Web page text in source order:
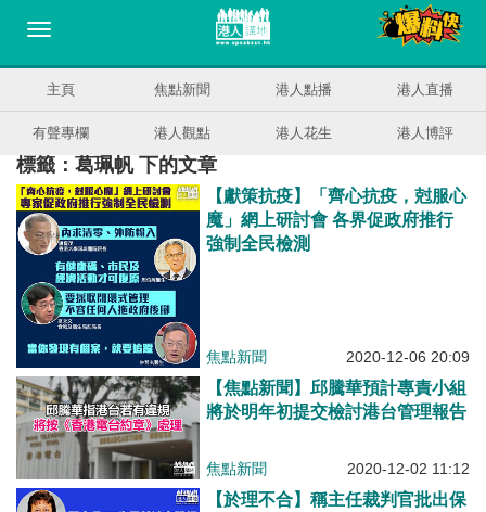
主頁 焦點新聞 港人點播 港人直播
有聲專欄 港人觀點 港人花生 港人博評
標籤：葛珮帆 下的文章
【獻策抗疫】「齊心抗疫，尅服心
魔」網上研討會 各界促政府推行
強制全民檢測
焦點新聞 2020-12-06 20:09
【焦點新聞】邱騰華預計專責小組
將於明年初提交檢討港台管理報告
焦點新聞 2020-12-02 11:12
【於理不合】稱主任裁判官批出保